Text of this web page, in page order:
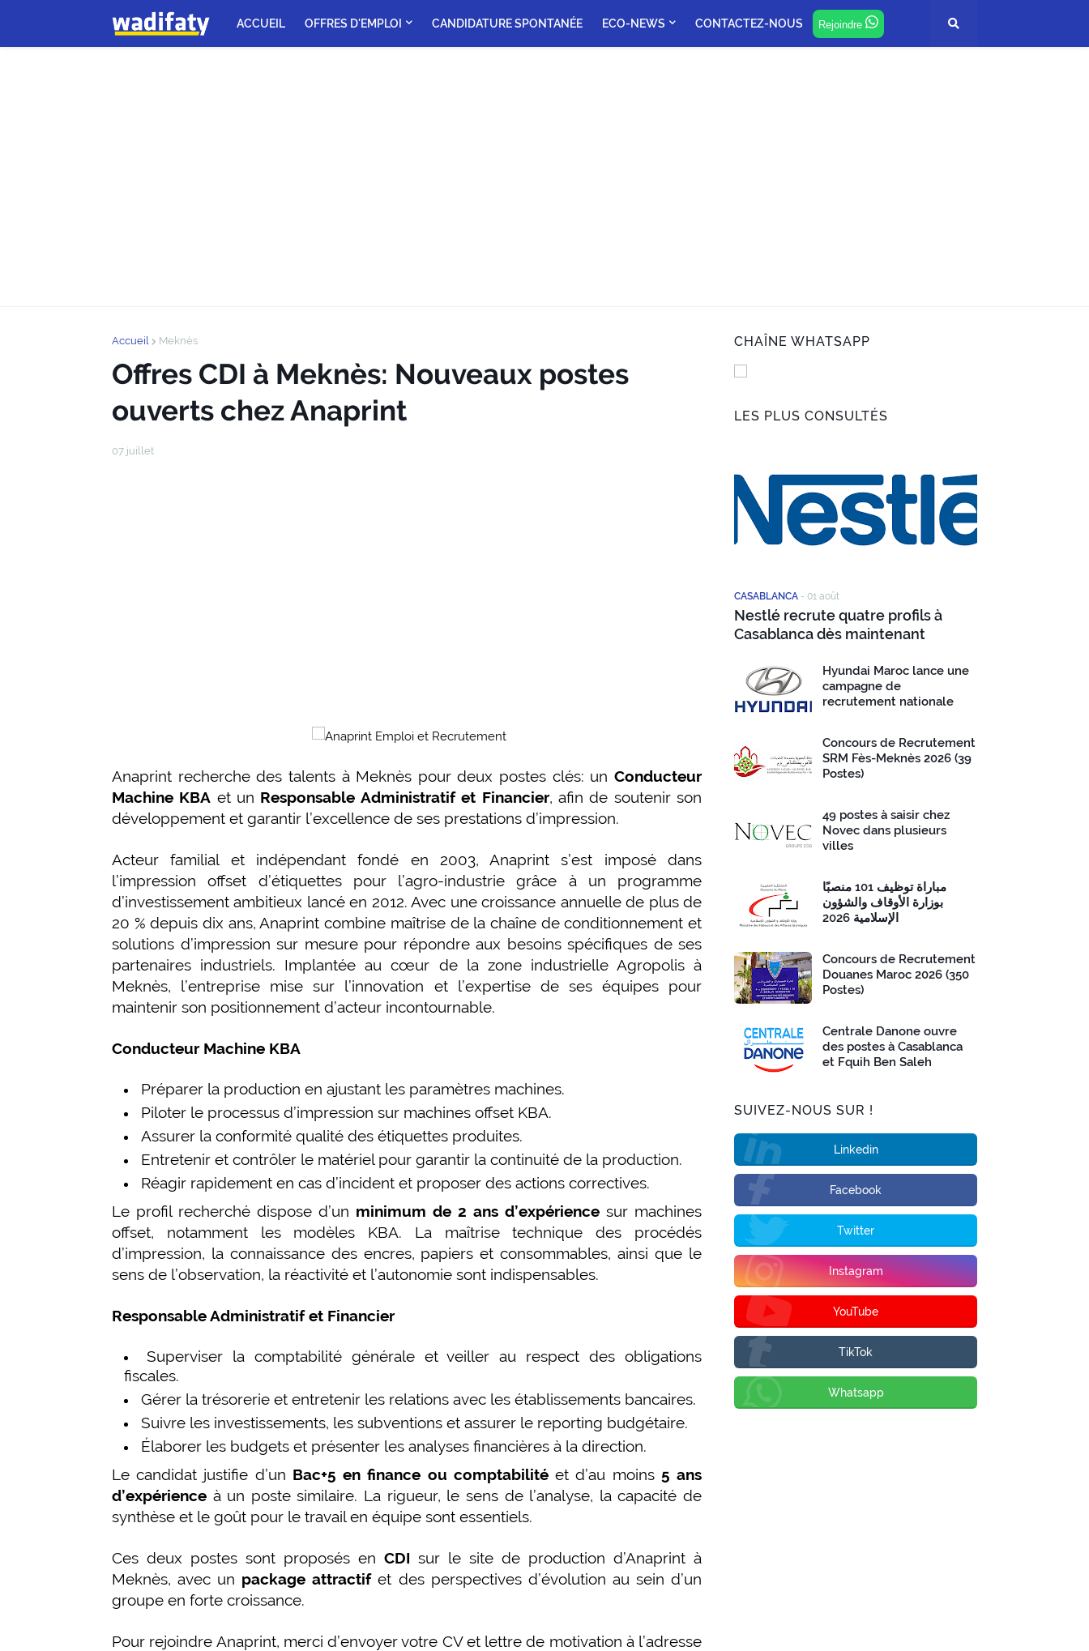
ACCUEIL OFFRES D'EMPLOI CANDIDATURE SPONTANÉE ECO-NEWS CONTACTEZ-NOUS Rejoindre
Accueil Meknès
Offres CDI à Meknès: Nouveaux postes
ouverts chez Anaprint
07 juillet
Anaprint recherche des talents à Meknès pour deux postes clés: un Conducteur
Machine KBA et un Responsable Administratif et Financier, afin de soutenir son
développement et garantir l’excellence de ses prestations d’impression.
Acteur familial et indépendant fondé en 2003, Anaprint s’est imposé dans
l’impression offset d’étiquettes pour l’agro-industrie grâce à un programme
d’investissement ambitieux lancé en 2012. Avec une croissance annuelle de plus de
20 % depuis dix ans, Anaprint combine maîtrise de la chaîne de conditionnement et
solutions d’impression sur mesure pour répondre aux besoins spécifiques de ses
partenaires industriels. Implantée au cœur de la zone industrielle Agropolis à
Meknès, l’entreprise mise sur l’innovation et l’expertise de ses équipes pour
maintenir son positionnement d’acteur incontournable.
Conducteur Machine KBA
Préparer la production en ajustant les paramètres machines.
Piloter le processus d’impression sur machines offset KBA.
Assurer la conformité qualité des étiquettes produites.
Entretenir et contrôler le matériel pour garantir la continuité de la production.
Réagir rapidement en cas d’incident et proposer des actions correctives.
Le profil recherché dispose d’un minimum de 2 ans d’expérience sur machines
offset, notamment les modèles KBA. La maîtrise technique des procédés
d’impression, la connaissance des encres, papiers et consommables, ainsi que le
sens de l’observation, la réactivité et l’autonomie sont indispensables.
Responsable Administratif et Financier
Superviser la comptabilité générale et veiller au respect des obligations
fiscales.
Gérer la trésorerie et entretenir les relations avec les établissements bancaires.
Suivre les investissements, les subventions et assurer le reporting budgétaire.
Élaborer les budgets et présenter les analyses financières à la direction.
Le candidat justifie d’un Bac+5 en finance ou comptabilitéet d’au moins 5 ans
d’expérience à un poste similaire. La rigueur, le sens de l’analyse, la capacité de
synthèse et le goût pour le travail en équipe sont essentiels.
Ces deux postes sont proposés en CDI sur le site de production d’Anaprint à
Meknès, avec un package attractifet des perspectives d’évolution au sein d’un
groupe en forte croissance.
Pour rejoindre Anaprint, merci d’envoyer votre CV et lettre de motivation à l’adresse
CHAÎNE WHATSAPP
LES PLUS CONSULTÉS
CASABLANCA - 01 août
Nestlé recrute quatre profils à
Casablanca dès maintenant
Hyundai Maroc lance une
campagne de
recrutement nationale
Concours de Recrutement
SRM Fès-Meknès 2026 (39
Postes)
49 postes à saisir chez
Novec dans plusieurs
villes
مباراة توظيف 101 منصبًا
بوزارة الأوقاف والشؤون
الإسلامية 2026
Concours de Recrutement
Douanes Maroc 2026 (350
Postes)
Centrale Danone ouvre
des postes à Casablanca
et Fquih Ben Saleh
SUIVEZ-NOUS SUR !
Linkedin
Facebook
Twitter
Instagram
YouTube
TikTok
Whatsapp